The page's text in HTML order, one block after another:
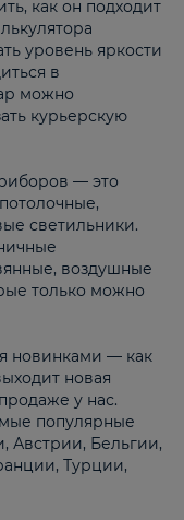
как он подходит
уровень яркости
в
можно
курьерскую
— это
светильники.
воздушные
только можно
новинками — как
новая
у нас.
популярные
Австрии, Бельгии,
Турции,